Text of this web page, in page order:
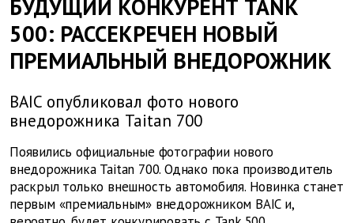
БУДУЩИЙ КОНКУРЕНТ TANK
500: РАССЕКРЕЧЕН НОВЫЙ
ПРЕМИАЛЬНЫЙ ВНЕДОРОЖНИК
BAIC опубликовал фото нового
внедорожника Taitan 700
Появились официальные фотографии нового
внедорожника Taitan 700. Однако пока производитель
раскрыл только внешность автомобиля. Новинка станет
первым «премиальным» внедорожником BAIC и,